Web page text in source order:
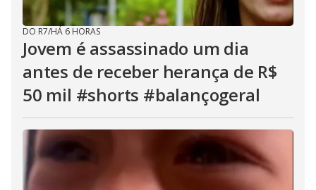
DO R7/HÁ 6 HORAS
Jovem é assassinado um dia
antes de receber herança de R$
50 mil #shorts #balançogeral